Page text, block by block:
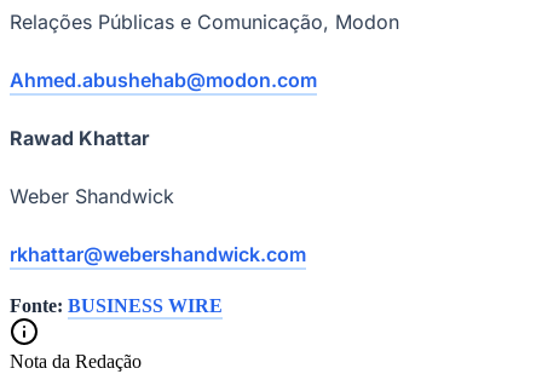
Relações Públicas e Comunicação, Modon
Ahmed.abushehab@modon.com
Rawad Khattar
Weber Shandwick
rkhattar@webershandwick.com
Fonte: BUSINESS WIRE
Nota da Redação